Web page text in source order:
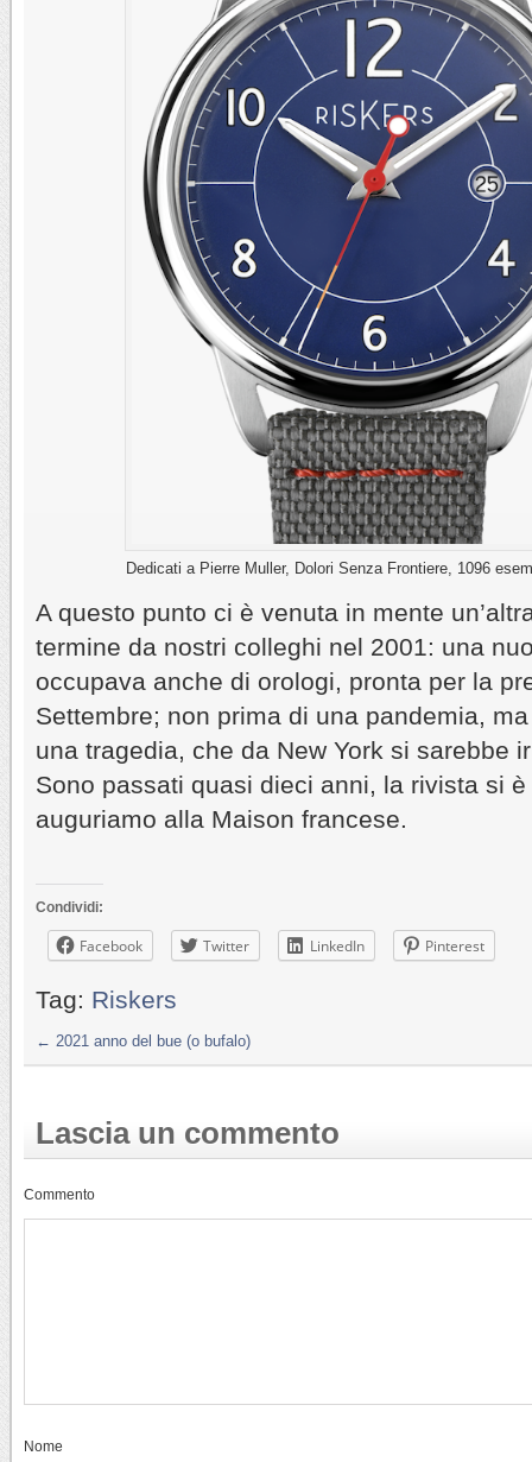
Dedicati a Pierre Muller, Dolori Senza Frontiere, 1096
A questo punto ci è venuta in mente
termine da nostri colleghi nel 2001: una
occupava anche di orologi, pronta per la
Settembre; non prima di una pandemia,
una tragedia, che da New York si sarebbe
Sono passati quasi dieci anni, la rivista si
auguriamo alla Maison francese.
Condividi:
Facebook Twitter LinkedIn Pinterest
Tag: Riskers
← 2021 anno del bue (o bufalo)
Lascia un commento
Commento
Nome